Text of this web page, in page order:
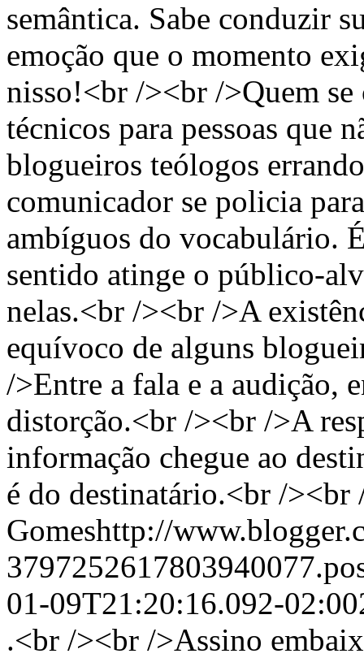
semântica. Sabe conduzir
emoção que o momento
nisso!<br /><br />Quem se
técnicos para pessoas que
blogueiros teólogos
comunicador se policia
ambíguos do vocabulário.
sentido atinge o público-
nelas.<br /><br />A
equívoco de alguns
/>Entre a fala e a audição,
distorção.<br /><br />A
informação chegue ao
é do destinatário.<br /
Gomeshttp://
01-09T21:20:16.092-
.<br /><br />Assino